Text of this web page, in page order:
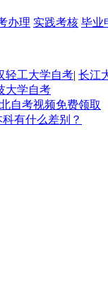
办理 实践考核 毕业
轻工大学自考| 长江
大学自考
有什么差别？